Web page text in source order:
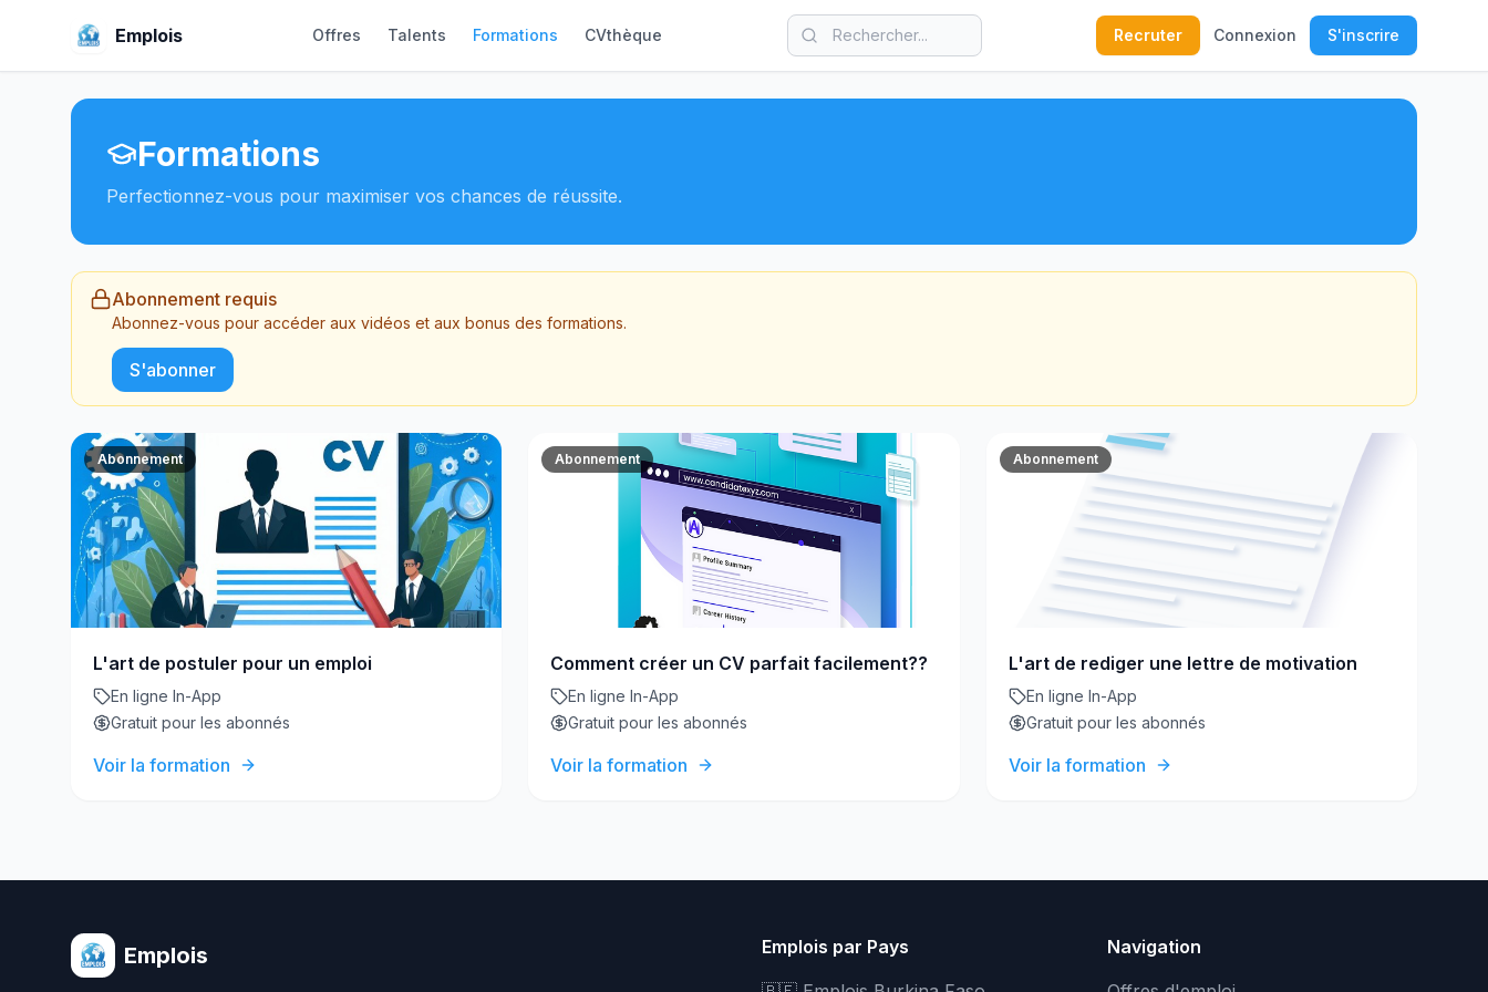
Emplois Offres Talents Formations CVthèque Recruter Connexion S'inscrire
Formations
Perfectionnez-vous pour maximiser vos chances de réussite.
Abonnement requis
Abonnez-vous pour accéder aux vidéos et aux bonus des formations.
S'abonner
Abonnement
L'art de postuler pour un emploi
En ligne In-App
Gratuit pour les abonnés
Voir la formation
Abonnement
Comment créer un CV parfait facilement??
En ligne In-App
Gratuit pour les abonnés
Voir la formation
Abonnement
L'art de rediger une lettre de motivation
En ligne In-App
Gratuit pour les abonnés
Voir la formation
Emplois
Emplois par Pays
Navigation